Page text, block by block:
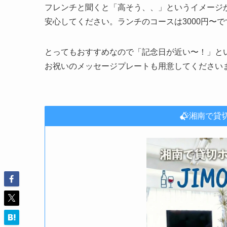
フレンチと聞くと「高そう、、」というイメージ
安心してください。ランチのコースは3000円〜で
とってもおすすめなので「記念日が近い〜！」
お祝いのメッセージプレートも用意してください
湘南で貸